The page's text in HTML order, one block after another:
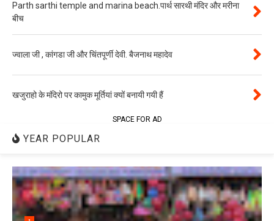
Parth sarthi temple and marina beach.पार्थ सारथी मंदिर और मरीना
बीच
ज्वाला जी , कांगडा जी और चिंतपूर्णी देवी. बैजनाथ महादेव
खजुराहो के मंदिरो पर कामुक मूर्तियां क्यों बनायी गयी हैं
SPACE FOR AD
YEAR POPULAR